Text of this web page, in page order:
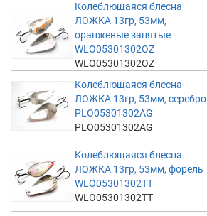
Колеблющаяся блесна
ЛОЖКА 13гр, 53мм,
оранжевые запятые
WLO05301302OZ
WLO05301302OZ
Колеблющаяся блесна
ЛОЖКА 13гр, 53мм, серебро
PLO05301302AG
PLO05301302AG
Колеблющаяся блесна
ЛОЖКА 13гр, 53мм, форель
WLO05301302TT
WLO05301302TT